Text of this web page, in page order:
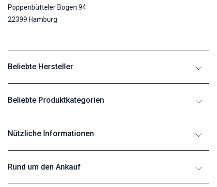
Poppenbütteler Bogen 94
22399 Hamburg
Beliebte Hersteller
Beliebte Produktkategorien
Nützliche Informationen
Rund um den Ankauf